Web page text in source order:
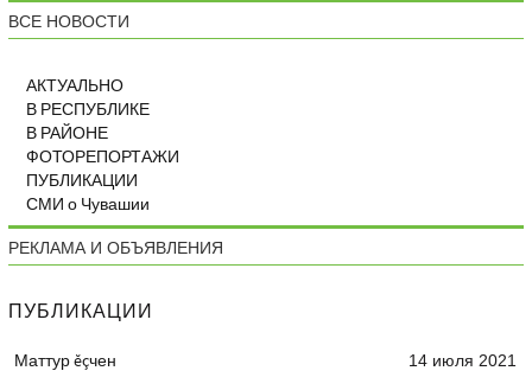
ВСЕ НОВОСТИ
АКТУАЛЬНО
В РЕСПУБЛИКЕ
В РАЙОНЕ
ФОТОРЕПОРТАЖИ
ПУБЛИКАЦИИ
СМИ о Чувашии
РЕКЛАМА И ОБЪЯВЛЕНИЯ
ПУБЛИКАЦИИ
Маттур ĕçчен 14 июля 2021